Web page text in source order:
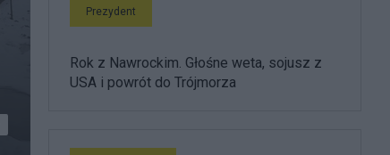
Prezydent
Rok z Nawrockim. Głośne weta, sojusz z
USA i powrót do Trójmorza